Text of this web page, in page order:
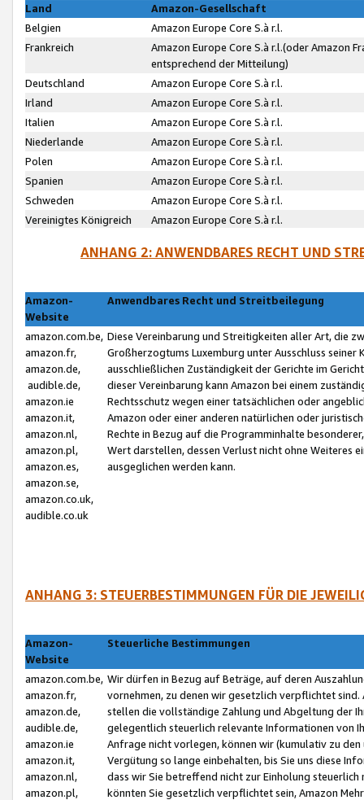
Land
Amazon-Gesellschaft
Belgien
Amazon Europe Core S.à r.l.
Frankreich
Amazon Europe Core S.à r.l.(oder Amazon
entsprechend der Mitteilung)
Deutschland
Amazon Europe Core S.à r.l.
Irland
Amazon Europe Core S.à r.l.
Italien
Amazon Europe Core S.à r.l.
Niederlande
Amazon Europe Core S.à r.l.
Polen
Amazon Europe Core S.à r.l.
Spanien
Amazon Europe Core S.à r.l.
Schweden
Amazon Europe Core S.à r.l.
Vereinigtes Königreich
Amazon Europe Core S.à r.l.
ANHANG 2: ANWENDBARES RECHT UND
Amazon-
Website
Anwendbares Recht und Streitbeilegung
amazon.com.be,
amazon.fr,
amazon.de,
audible.de,
amazon.ie
amazon.it,
amazon.nl,
amazon.pl,
amazon.es,
amazon.se,
amazon.co.uk,
audible.co.uk
Diese Vereinbarung und Streitigkeiten aller Art, die
Großherzogtums Luxemburg unter Ausschluss
ausschließlichen Zuständigkeit der Gerichte im
dieser Vereinbarung kann Amazon bei einem
Rechtsschutz wegen einer tatsächlichen oder
Amazon oder einer anderen natürlichen oder
Rechte in Bezug auf die Programminhalte
Wert darstellen, dessen Verlust nicht ohne Weiteres
ausgeglichen werden kann.
ANHANG 3: STEUERBESTIMMUNGEN FÜR DIE
Amazon-
Website
Steuerliche Bestimmungen
amazon.com.be,
amazon.fr,
amazon.de,
audible.de,
amazon.ie
amazon.it,
amazon.nl,
amazon.pl,
Wir dürfen in Bezug auf Beträge, auf deren
vornehmen, zu denen wir gesetzlich verpflichtet
stellen die vollständige Zahlung und Abgeltung der
gelegentlich steuerlich relevante Informationen von
Anfrage nicht vorlegen, können wir (kumulativ zu
Vergütung so lange einbehalten, bis Sie uns diese
dass wir Sie betreffend nicht zur Einholung
könnten Sie gesetzlich verpflichtet sein, Amazon